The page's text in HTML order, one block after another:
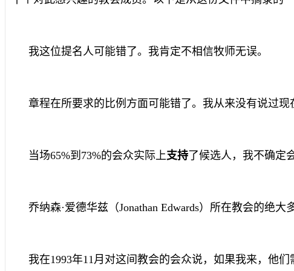
我这位提名人可能错了。我肯定不相信牧师无误。
章程在所要求的比例方面可能错了。我从来没有说过
当场65%到73%的会众实际上支持了候选人，我不确定
乔纳森·爱德华兹（Jonathan Edwards）所在教会的绝大
我在1993年11月对这间教会的会众说，如果我来，他